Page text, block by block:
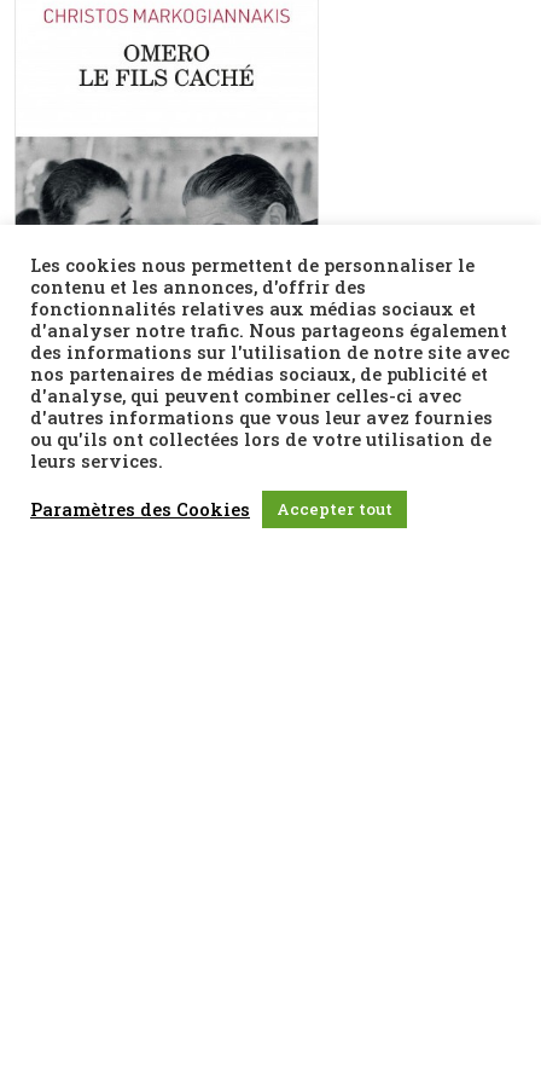
Les cookies nous permettent de personnaliser le
contenu et les annonces, d'offrir des
fonctionnalités relatives aux médias sociaux et
d'analyser notre trafic. Nous partageons également
des informations sur l'utilisation de notre site avec
nos partenaires de médias sociaux, de publicité et
d'analyse, qui peuvent combiner celles-ci avec
d'autres informations que vous leur avez fournies
ou qu'ils ont collectées lors de votre utilisation de
leurs services.
Paramètres des Cookies Accepter tout